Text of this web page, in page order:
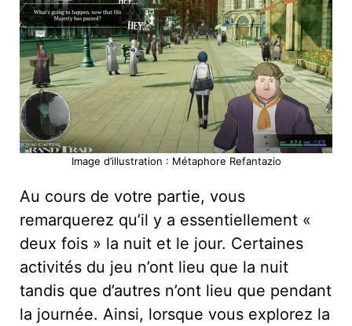
Image d’illustration : Métaphore Refantazio
Au cours de votre partie, vous
remarquerez qu’il y a essentiellement «
deux fois » la nuit et le jour. Certaines
activités du jeu n’ont lieu que la nuit
tandis que d’autres n’ont lieu que pendant
la journée. Ainsi, lorsque vous explorez la